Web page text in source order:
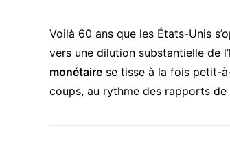
Voilà 60 ans que les États-Unis
vers une dilution substantielle de
monétaire se tisse à la fois petit-
coups, au rythme des rapports